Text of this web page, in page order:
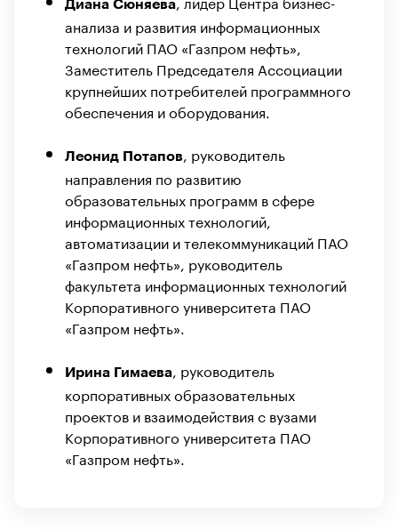
Диана Сюняева
анализа и развития информационных
технологий ПАО «Газпром нефть»,
Заместитель Председателя Ассоциации
крупнейших потребителей программного
обеспечения и оборудования.
Леонид Потапов
руководитель
направления по развитию
образовательных программ в сфере
информационных технологий,
автоматизации и телекоммуникаций ПАО
«Газпром нефть», руководитель
факультета информационных технологий
Корпоративного университета ПАО
«Газпром нефть».
Ирина Гимаева
руководитель
корпоративных образовательных
проектов и взаимодействия с вузами
Корпоративного университета ПАО
«Газпром нефть».